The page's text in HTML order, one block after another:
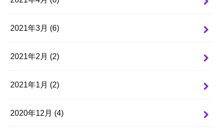
2021年3月 (6)
2021年2月 (2)
2021年1月 (2)
2020年12月 (4)